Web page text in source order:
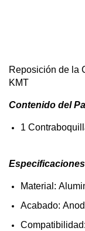
Reposición de la
KMT
Contenido del
1
Especificaciones
Material:
Acabado:
Compatibilidad: